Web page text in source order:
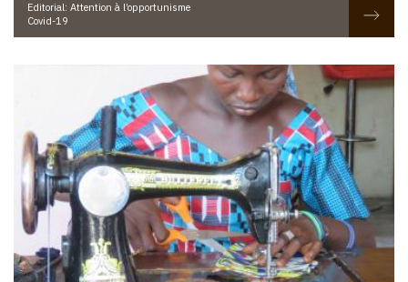
Editorial: Attention à l’opportunisme
Covid-19